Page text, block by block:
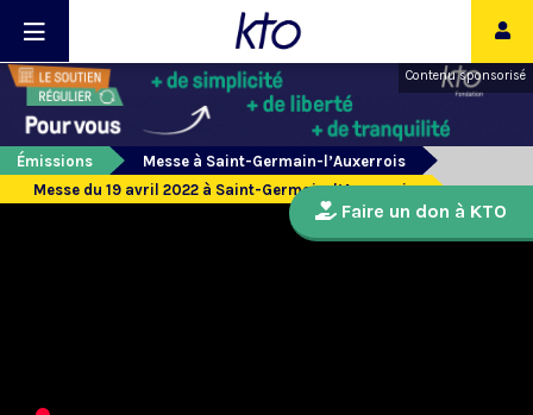
Contenu sponsorisé
Émissions
Messe à Saint-Germain-l’Auxerrois
Messe du 19 avril 2022 à Saint-Germain-l’Auxerrois
Faire un don à KTO